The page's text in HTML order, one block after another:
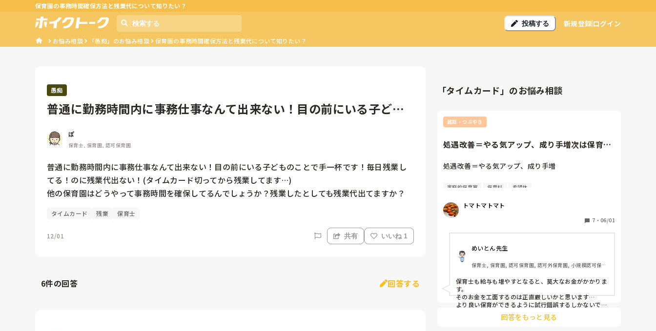
保育園の事務時間確保方法と残業代について知りたい？
投稿する 新規登録ログイン
お悩み相談 「愚痴」のお悩み相談 保育園の事務時間確保方法と残業代について知りたい？
愚痴
普通に勤務時間内に事務仕事なんて出来ない！目の前にいる子ども
ぽ
保育士, 保育園, 認可保育園
普通に勤務時間内に事務仕事なんて出来ない！目の前にいる子どものことで手一杯です！毎日残業し
てる！のに残業代出ない！(タイムカード切ってから残業してます…)
他の保育園はどうやって事務時間を確保してるんでしょうか？残業したとしても残業代出てますか？
タイムカード 残業 保育士
12/01 共有 いいね 1
6件の回答 回答する
「タイムカード」のお悩み相談
雑談・つぶやき
処遇改善＝やる気アップ、成り手増次は保育士
処遇改善＝やる気アップ、成り手増
次は保育士に対するこどもの数を減らすことで保育士
りがいを感じて保育士不足が改善
そんなことが起こらないかなぁ。
ることでこどもも保護者も保育士もみんな幸せになれ
るはず。職員のゆとり部分を作るには国からの補助金
改善が必要。対人数が減ったら仕事の持ち帰りや、サ
ービス残業も改善されたりして。
家庭的保育室 保育料 希望休
トマトマトマト
7 ・ 06/01
めいとん先生
保育士, 保育園, 認可保育園, 認可外保育園, 小規模認可保育
保育士も給与も増やすとなると、莫大なお金がかかりま
す。
そのお金を工面するのは正直厳しいかと思います…
より良い保育ができるように試行錯誤するしかないです
回答をもっと見る